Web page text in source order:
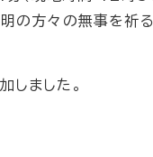
の方々の無事を祈
ました。